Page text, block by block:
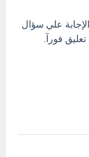
علي سؤال
فورآ.